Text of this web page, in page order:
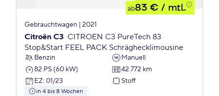
ab83 € / mtl.
Gebrauchtwagen | 2021
Citroën C3 CITROEN C3 PureTech 83
Stop&Start FEEL PACK Schräghecklimousine
Benzin
Manuell
82 PS (60 kW)
42.772 km
EZ: 01/23 Stoff
in 4 bis 8 Wochen